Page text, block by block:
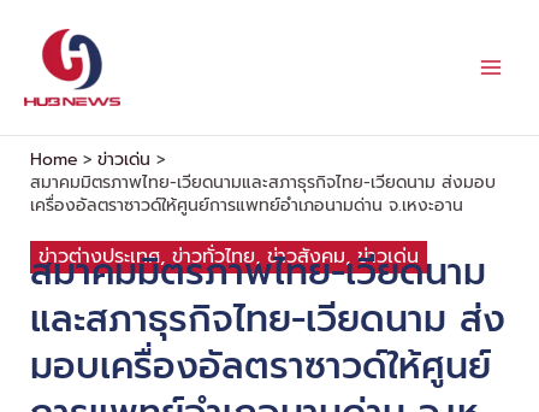
content
Home
ข่าวเด่น
สมาคมมิตรภาพไทย-เวียดนามและสภาธุรกิจไทย-เวียดนาม ส่งมอบ
เครื่องอัลตราซาวด์ให้ศูนย์การแพทย์อำเภอนามด่าน จ.เหงะอาน
ข่าวต่างประเทศ,ข่าวทั่วไทย,ข่าวสังคม,ข่าวเด่น
สมาคมมิตรภาพไทย-เวียดนาม
และสภาธุรกิจไทย-เวียดนาม ส่ง
มอบเครื่องอัลตราซาวด์ให้ศูนย์